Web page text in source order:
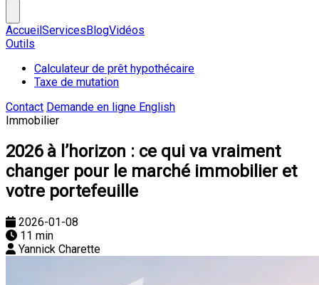
AccueilServicesBlogVidéos
Outils
Calculateur de prêt hypothécaire
Taxe de mutation
Contact Demande en ligne English
Immobilier
2026 à l’horizon : ce qui va vraiment
changer pour le marché immobilier et
votre portefeuille
2026-01-08
11 min
Yannick Charette